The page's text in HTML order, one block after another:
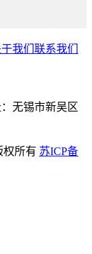
我们 联系我们
无锡市新吴区
权所有 苏ICP备